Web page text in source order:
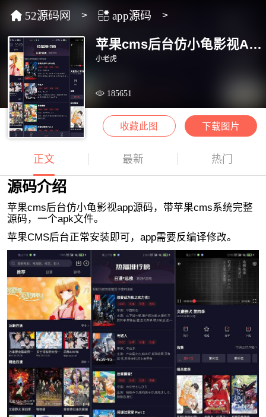
52源码网 > app源码 >
苹果cms后台仿小龟影视APP源码V2.1
小老虎
185651
收藏此图 下载图片
正文 最新 热门
源码介绍
苹果cms后台仿小龟影视app源码，带苹果cms系统完整
源码，一个apk文件。
苹果CMS后台正常安装即可，app需要反编译修改。